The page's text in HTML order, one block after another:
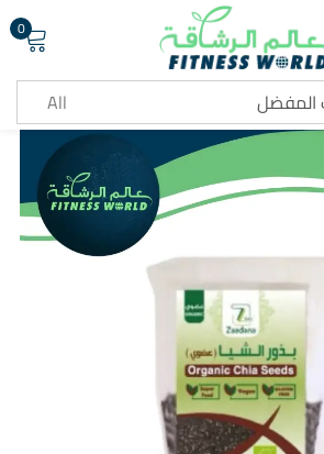
0
تسجيل دخول
هل نسيت كلمة المرور ؟
تسجيل دخول
انشاء حساب